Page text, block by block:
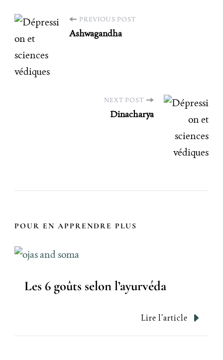
PREVIOUS POST
Ashwagandha
NEXT POST
Dinacharya
POUR EN APPRENDRE PLUS
Les 6 goûts selon l’ayurvéda
Lire l'article